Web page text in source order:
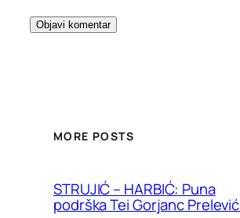
MORE POSTS
STRUJIĆ – HARBIĆ: Puna
podrška Tei Gorjanc Prelević